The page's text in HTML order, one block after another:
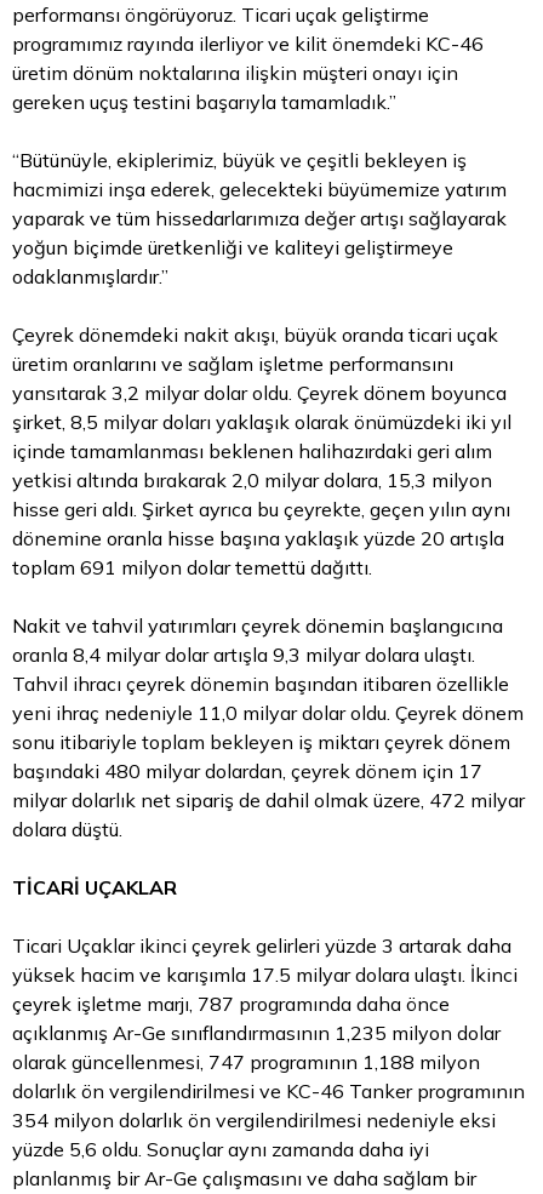
performansı öngörüyoruz. Ticari uçak geliştirme
programımız rayında ilerliyor ve kilit önemdeki KC-46
üretim dönüm noktalarına ilişkin müşteri onayı için
gereken uçuş testini başarıyla tamamladık.”
“Bütünüyle, ekiplerimiz, büyük ve çeşitli bekleyen iş
hacmimizi inşa ederek, gelecekteki büyümemize yatırım
yaparak ve tüm hissedarlarımıza değer artışı sağlayarak
yoğun biçimde üretkenliği ve kaliteyi geliştirmeye
odaklanmışlardır.”
Çeyrek dönemdeki nakit akışı, büyük oranda ticari uçak
üretim oranlarını ve sağlam işletme performansını
yansıtarak 3,2 milyar dolar oldu. Çeyrek dönem boyunca
şirket, 8,5 milyar doları yaklaşık olarak önümüzdeki iki yıl
içinde tamamlanması beklenen halihazırdaki geri alım
yetkisi altında bırakarak 2,0 milyar dolara, 15,3 milyon
hisse geri aldı. Şirket ayrıca bu çeyrekte, geçen yılın aynı
dönemine oranla hisse başına yaklaşık yüzde 20 artışla
toplam 691 milyon dolar temettü dağıttı.
Nakit ve tahvil yatırımları çeyrek dönemin başlangıcına
oranla 8,4 milyar dolar artışla 9,3 milyar dolara ulaştı.
Tahvil ihracı çeyrek dönemin başından itibaren özellikle
yeni ihraç nedeniyle 11,0 milyar dolar oldu. Çeyrek dönem
sonu itibariyle toplam bekleyen iş miktarı çeyrek dönem
başındaki 480 milyar dolardan, çeyrek dönem için 17
milyar dolarlık net sipariş de dahil olmak üzere, 472 milyar
dolara düştü.
TİCARİ UÇAKLAR
Ticari Uçaklar ikinci çeyrek gelirleri yüzde 3 artarak daha
yüksek hacim ve karışımla 17.5 milyar dolara ulaştı. İkinci
çeyrek işletme marjı, 787 programında daha önce
açıklanmış Ar-Ge sınıflandırmasının 1,235 milyon dolar
olarak güncellenmesi, 747 programının 1,188 milyon
dolarlık ön vergilendirilmesi ve KC-46 Tanker programının
354 milyon dolarlık ön vergilendirilmesi nedeniyle eksi
yüzde 5,6 oldu. Sonuçlar aynı zamanda daha iyi
planlanmış bir Ar-Ge çalışmasını ve daha sağlam bir